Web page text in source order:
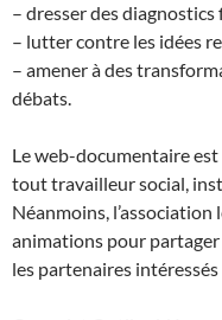
– dresser des
– lutter contre les idées
– amener à des
débats.
Le web-documentaire
tout travailleur social,
Néanmoins,
animations pour
les partenaires